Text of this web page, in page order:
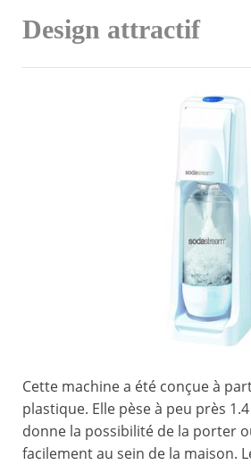
Design attractif
Cette machine a été conçue à
plastique. Elle pèse à peu près
donne la possibilité de la porter
facilement au sein de la maison.